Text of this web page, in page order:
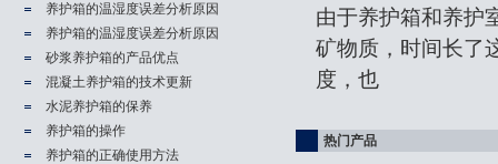
养护箱的温湿度误差分析原因
养护箱的温湿度误差分析原因
砂浆养护箱的产品优点
混凝土养护箱的技术更新
水泥养护箱的保养
养护箱的操作
养护箱的正确使用方法
由于养护箱和养护
矿物质，时间长了
度，也
热门产品